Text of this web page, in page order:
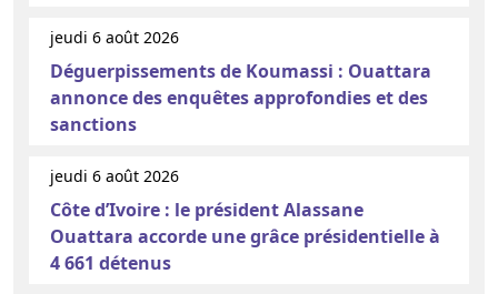
jeudi 6 août 2026
Déguerpissements de Koumassi : Ouattara
annonce des enquêtes approfondies et des
sanctions
jeudi 6 août 2026
Côte d’Ivoire : le président Alassane
Ouattara accorde une grâce présidentielle à
4 661 détenus